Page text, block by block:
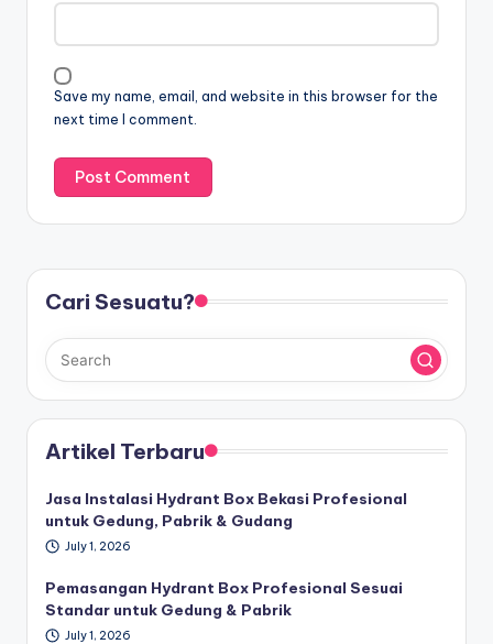
Save my name, email, and website in this browser for the
next time I comment.
Cari Sesuatu?
Artikel Terbaru
Jasa Instalasi Hydrant Box Bekasi Profesional
untuk Gedung, Pabrik & Gudang
July 1, 2026
Pemasangan Hydrant Box Profesional Sesuai
Standar untuk Gedung & Pabrik
July 1, 2026